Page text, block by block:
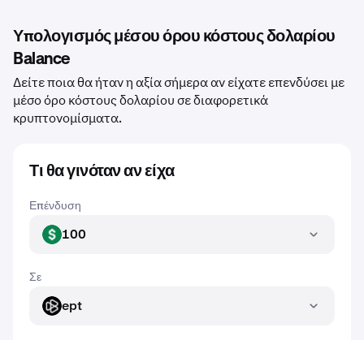
Υπολογισμός μέσου όρου κόστους δολαρίου
Balance
Δείτε ποια θα ήταν η αξία σήμερα αν είχατε επενδύσει με
μέσο όρο κόστους δολαρίου σε διαφορετικά
κρυπτονομίσματα.
Τι θα γινόταν αν είχα
Επένδυση
USD 100
Σε
EPT ept